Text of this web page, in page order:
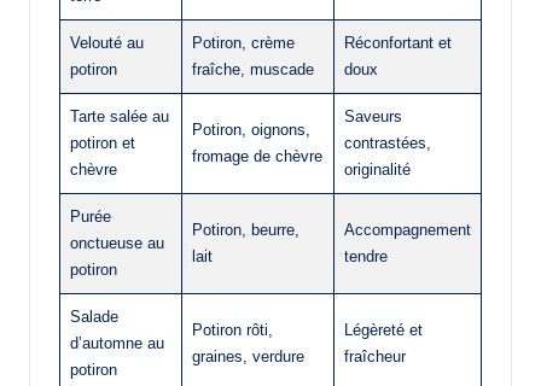
Velouté au
potiron
Potiron, crème
fraîche, muscade
Réconfortant et
doux
Tarte salée au
potiron et
chèvre
Potiron, oignons,
fromage de chèvre
Saveurs
contrastées,
originalité
Purée
onctueuse au
potiron
Potiron, beurre,
lait
Accompagnement
tendre
Salade
d’automne au
potiron
Potiron rôti,
graines, verdure
Légèreté et
fraîcheur